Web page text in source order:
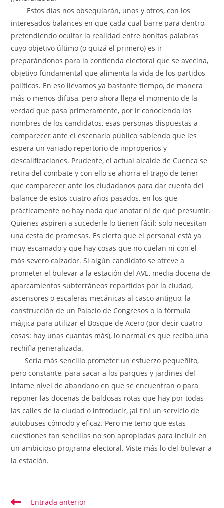
Estos días nos obsequiarán, unos y otros, con los
interesados balances en que cada cual barre para dentro,
pretendiendo ocultar la realidad entre bonitas palabras
cuyo objetivo último (o quizá el primero) es ir
preparándonos para la contienda electoral que se avecina,
objetivo fundamental que alimenta la vida de los partidos
políticos. En eso llevamos ya bastante tiempo, de manera
más o menos difusa, pero ahora llega el momento de la
verdad que pasa primeramente, por ir conociendo los
nombres de los candidatos, esas personas dispuestas a
comparecer ante el escenario público sabiendo que les
espera un variado repertorio de improperios y
descalificaciones. Prudente, el actual alcalde de Cuenca se
retira del combate y con ello se ahorra el trago de tener
que comparecer ante los ciudadanos para dar cuenta del
balance de estos cuatro años pasados, en los que
prácticamente no hay nada que anotar ni de qué presumir.
Quienes aspiren a sucederle lo tienen fácil: solo necesitan
una cesta de promesas. Es cierto que el personal está ya
muy escamado y que hay cosas que no cuelan ni con el
más severo calzador. Si algún candidato se atreve a
prometer el bulevar a la estación del AVE, media docena de
aparcamientos subterráneos repartidos por la ciudad,
ascensores o escaleras mecánicas al casco antiguo, la
construcción de un Palacio de Congresos o la fórmula
mágica para utilizar el Bosque de Acero (por decir cuatro
cosas: hay unas cuantas más), lo normal es que reciba una
rechifla generalizada.
Sería más sencillo prometer un esfuerzo pequeñito,
pero constante, para sacar a los parques y jardines del
infame nivel de abandono en que se encuentran o para
reponer las docenas de baldosas rotas que hay por todas
las calles de la ciudad o introducir, ¡al fin! un servicio de
autobuses cómodo y eficaz. Pero me temo que estas
cuestiones tan sencillas no son apropiadas para incluir en
un ambicioso programa electoral. Viste más lo del bulevar a
la estación.
Leer
Entrada anterior